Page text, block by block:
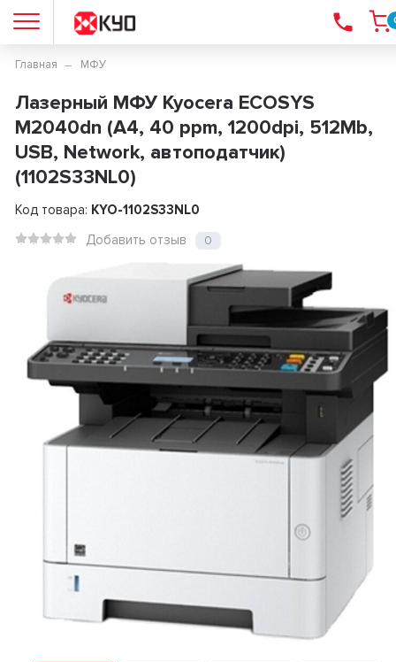
Главная МФУ
Лазерный МФУ Kyocera ECOSYS
M2040dn (А4, 40 ppm, 1200dpi, 512Mb,
USB, Network, автоподатчик)
(1102S33NL0)
Код товара: KYO-1102S33NL0
Добавить отзыв
0